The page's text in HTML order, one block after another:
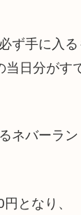
ず手に入る
日分がす
ネバーラ
となり、